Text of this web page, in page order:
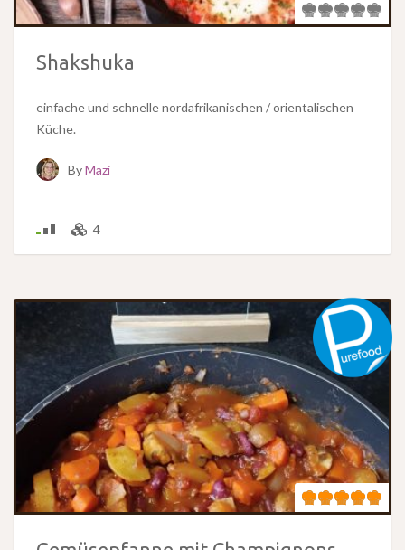
Shakshuka
einfache und schnelle nordafrikanischen / orientalischen
Küche.
ByMazi
4